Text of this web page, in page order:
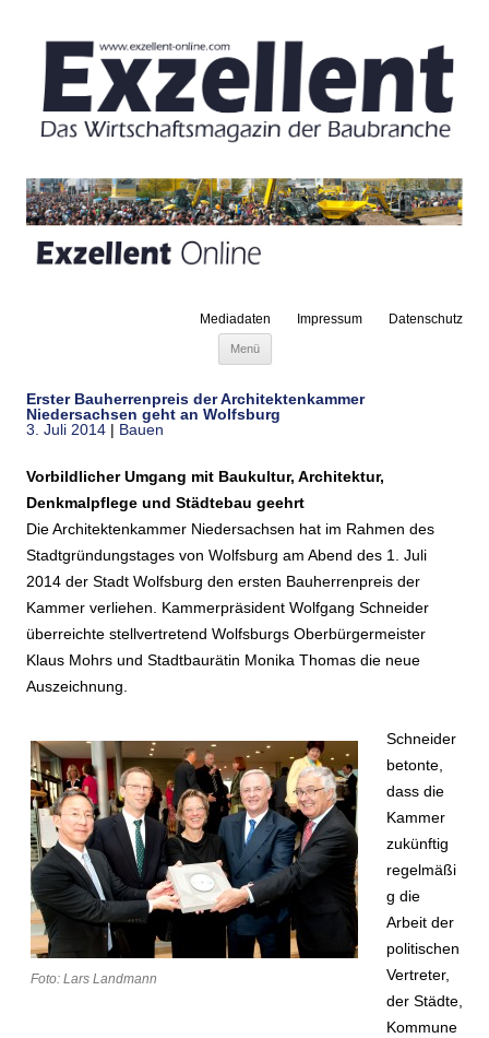
Mediadaten Impressum Datenschutz
Menü
Erster Bauherrenpreis der Architektenkammer
Niedersachsen geht an Wolfsburg
3. Juli 2014 | Bauen
Vorbildlicher Umgang mit Baukultur, Architektur,
Denkmalpflege und Städtebau geehrt
Die Architektenkammer Niedersachsen hat im Rahmen des
Stadtgründungstages von Wolfsburg am Abend des 1. Juli
2014 der Stadt Wolfsburg den ersten Bauherrenpreis der
Kammer verliehen. Kammerpräsident Wolfgang Schneider
überreichte stellvertretend Wolfsburgs Oberbürgermeister
Klaus Mohrs und Stadtbaurätin Monika Thomas die neue
Auszeichnung.
Foto: Lars Landmann
Schneider
betonte,
dass die
Kammer
zukünftig
regelmäßi
g die
Arbeit der
politischen
Vertreter,
der Städte,
Kommune